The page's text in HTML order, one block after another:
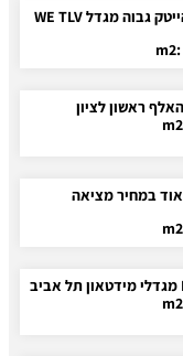
1000/1335 מר קומה עצמאית גמר הייטק גבוה מגדל WE TLV
m2:
במחיר מציאה